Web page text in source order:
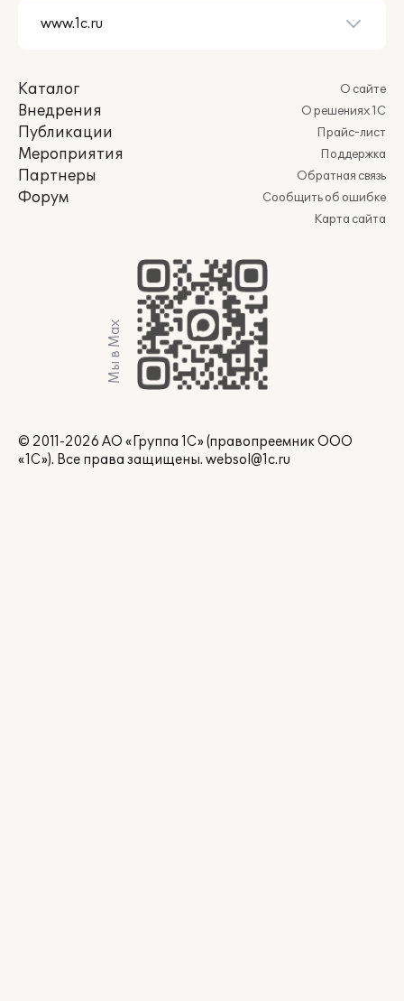
Каталог
Внедрения
Публикации
Мероприятия
Партнеры
Форум
О сайте
О решениях 1С
Прайс-лист
Поддержка
Обратная связь
Сообщить об ошибке
Карта сайта
Мы в Max
© 2011-2026 АО «Группа 1С» (правопреемник ООО
«1С»). Все права защищены. websol@1c.ru